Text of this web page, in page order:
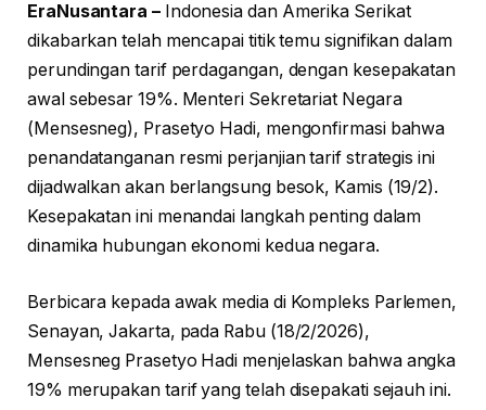
EraNusantara –Indonesia dan Amerika Serikat
dikabarkan telah mencapai titik temu signifikan dalam
perundingan tarif perdagangan, dengan kesepakatan
awal sebesar 19%. Menteri Sekretariat Negara
(Mensesneg), Prasetyo Hadi, mengonfirmasi bahwa
penandatanganan resmi perjanjian tarif strategis ini
dijadwalkan akan berlangsung besok, Kamis (19/2).
Kesepakatan ini menandai langkah penting dalam
dinamika hubungan ekonomi kedua negara.
Berbicara kepada awak media di Kompleks Parlemen,
Senayan, Jakarta, pada Rabu (18/2/2026),
Mensesneg Prasetyo Hadi menjelaskan bahwa angka
19% merupakan tarif yang telah disepakati sejauh ini.